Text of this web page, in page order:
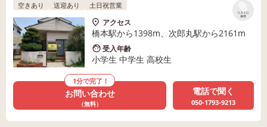
リストに
保存
空きあり 送迎あり 土日祝営業
アクセス
橋本駅から1398m、次郎丸駅から2161m
受入年齢
小学生 中学生 高校生
1分で完了！
お問い合わせ
（無料）
電話で聞く
050-1793-9213